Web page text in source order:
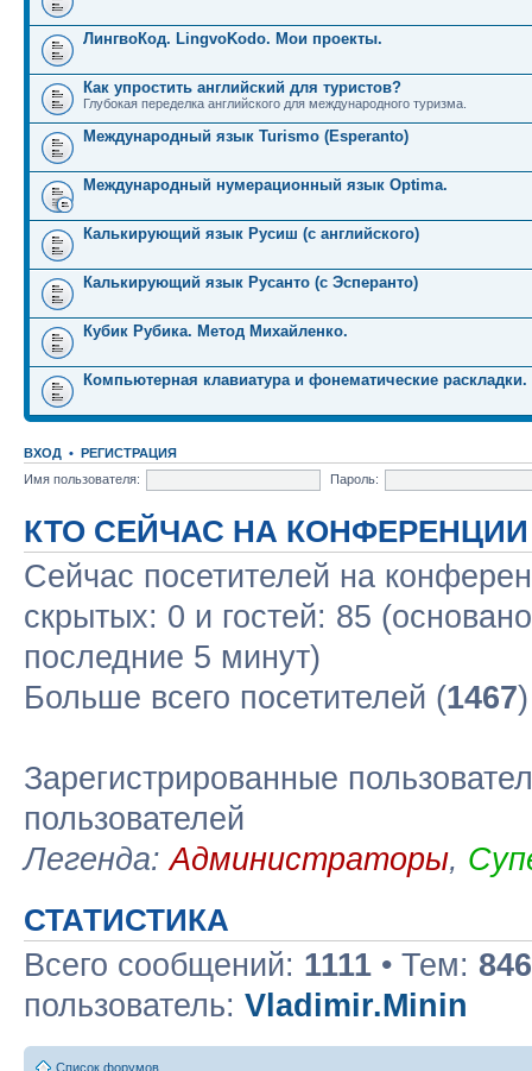
ЛингвоКод. LingvoKodo. Мои проекты.
Как упростить английский для туристов?
Глубокая переделка английского для международного туризма.
Международный язык Turismo (Esperanto)
Международный нумерационный язык Optima.
Калькирующий язык Русиш (с английского)
Калькирующий язык Русанто (с Эсперанто)
Кубик Рубика. Метод Михайленко.
Компьютерная клавиатура и фонематические раскладки.
ВХОД • РЕГИСТРАЦИЯ
Имя пользователя:
Пароль:
КТО СЕЙЧАС НА КОНФЕРЕНЦИИ
Сейчас посетителей на
скрытых: 0 и гостей: 85
последние 5 минут)
Больше всего посетителей (1467
Зарегистрированные
пользователей
Легенда:Администраторы,
СТАТИСТИКА
Всего сообщений: 1111 • Тем: 846
пользователь: Vladimir.Minin
Список форумов